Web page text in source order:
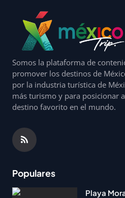
Somos la plataforma de
promover los destinos de
por la industria turística de
más turismo y para posicionar
destino favorito en el mundo.
Populares
Playa